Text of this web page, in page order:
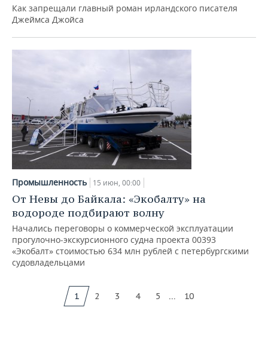
Как запрещали главный роман ирландского писателя
Джеймса Джойса
Промышленность 15 июн, 00:00
От Невы до Байкала: «Экобалту» на
водороде подбирают волну
Начались переговоры о коммерческой эксплуатации
прогулочно-экскурсионного судна проекта 00393
«Экобалт» стоимостью 634 млн рублей с петербургскими
судовладельцами
1 2 3 4 5 ... 10